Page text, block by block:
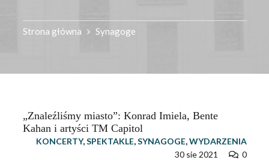
Strona główna Synagoge
„Znaleźliśmy miasto”: Konrad Imiela, Bente
Kahan i artyści TM Capitol
KONCERTY,SPEKTAKLE,SYNAGOGE,WYDARZENIA
30 sie 2021
0